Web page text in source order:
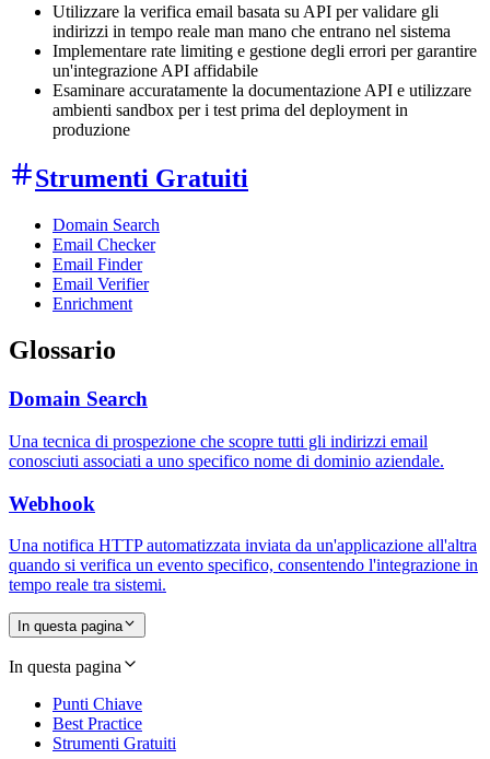
Utilizzare la verifica email basata su API per validare gli
indirizzi in tempo reale man mano che entrano nel sistema
Implementare rate limiting e gestione degli errori per garantire
un'integrazione API affidabile
Esaminare accuratamente la documentazione API e utilizzare
ambienti sandbox per i test prima del deployment in
produzione
Strumenti Gratuiti
Domain Search
Email Checker
Email Finder
Email Verifier
Enrichment
Glossario
Domain Search
Una tecnica di prospezione che scopre tutti gli indirizzi email
conosciuti associati a uno specifico nome di dominio aziendale.
Webhook
Una notifica HTTP automatizzata inviata da un'applicazione all'altra
quando si verifica un evento specifico, consentendo l'integrazione in
tempo reale tra sistemi.
In questa pagina
In questa pagina
Punti Chiave
Best Practice
Strumenti Gratuiti